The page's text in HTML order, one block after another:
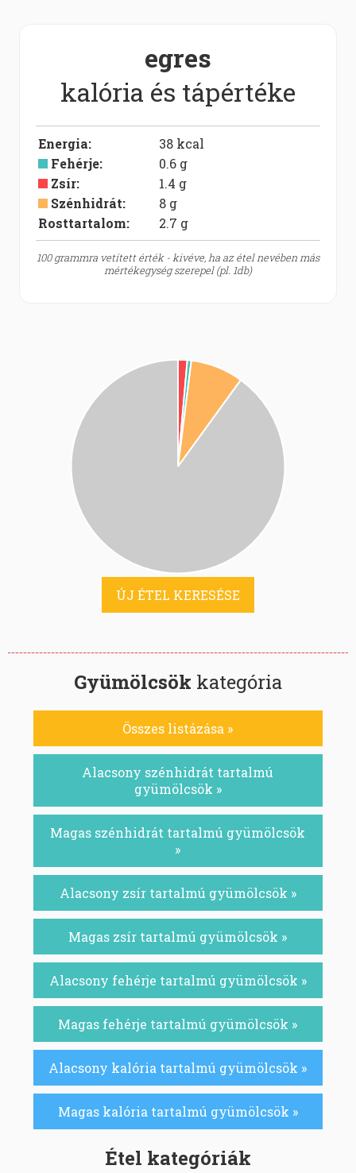
egres
kalória és tápértéke
Energia: 38 kcal
Fehérje: 0.6 g
Zsír: 1.4 g
Szénhidrát: 8 g
Rosttartalom:
2.7 g
100 grammra vetített érték - kivéve, ha az étel nevében más
mértékegység szerepel (pl. 1db)
ÚJ ÉTEL KERESÉSE
Gyümölcsök kategória
Összes listázása »
Alacsony szénhidrát tartalmú
gyümölcsök »
Magas szénhidrát tartalmú gyümölcsök
»
Alacsony zsír tartalmú gyümölcsök »
Magas zsír tartalmú gyümölcsök »
Alacsony fehérje tartalmú gyümölcsök »
Magas fehérje tartalmú gyümölcsök »
Alacsony kalória tartalmú gyümölcsök »
Magas kalória tartalmú gyümölcsök »
Étel kategóriák